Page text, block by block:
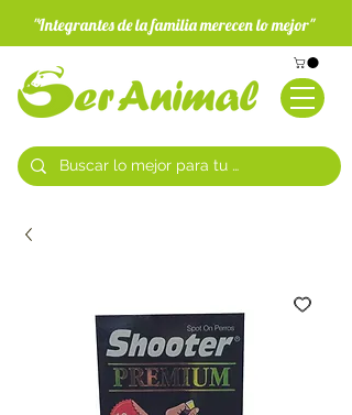
"Integrantes de la familia merecen lo mejor"